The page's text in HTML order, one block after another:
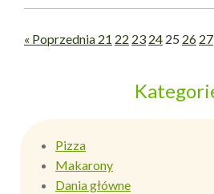
« Poprzednia 21 22 23 24 25 26 27
Pizza
Makarony
Dania główne